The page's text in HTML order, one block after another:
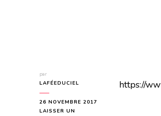
par
LAFÉEDUCIEL
26 NOVEMBRE 2017
LAISSER UN
https://